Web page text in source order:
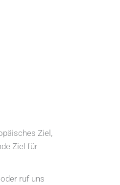
Ziel,
Ziel für
ruf uns